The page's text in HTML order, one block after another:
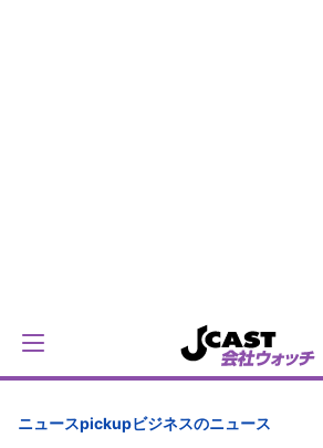
ニュースpickupビジネスのニュース